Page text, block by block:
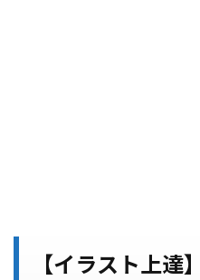
【イラスト上達